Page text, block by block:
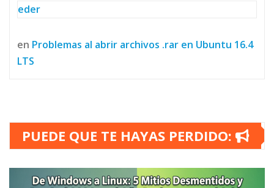
eder
en Problemas al abrir archivos .rar en Ubuntu 16.4
LTS
PUEDE QUE TE HAYAS PERDIDO: